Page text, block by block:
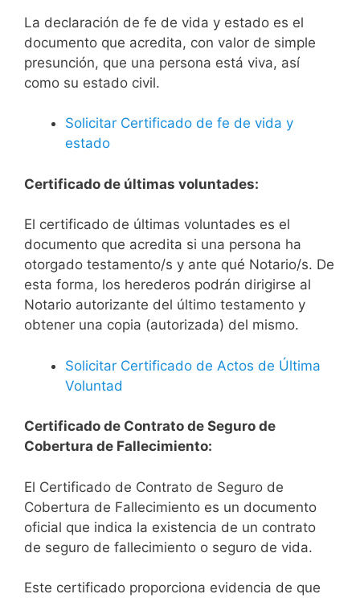
La declaración de fe de vida y estado es el
documento que acredita, con valor de simple
presunción, que una persona está viva, así
como su estado civil.
Solicitar Certificado de fe de vida y
estado
Certificado de últimas voluntades:
El certificado de últimas voluntades es el
documento que acredita si una persona ha
otorgado testamento/s y ante qué Notario/s. De
esta forma, los herederos podrán dirigirse al
Notario autorizante del último testamento y
obtener una copia (autorizada) del mismo.
Solicitar Certificado de Actos de Última
Voluntad
Certificado de Contrato de Seguro de
Cobertura de Fallecimiento:
El Certificado de Contrato de Seguro de
Cobertura de Fallecimiento es un documento
oficial que indica la existencia de un contrato
de seguro de fallecimiento o seguro de vida.
Este certificado proporciona evidencia de que